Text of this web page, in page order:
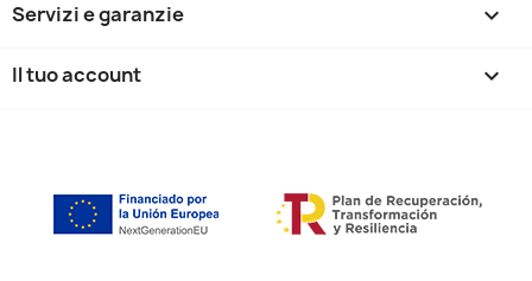
Servizi e garanzie 
Il tuo account 